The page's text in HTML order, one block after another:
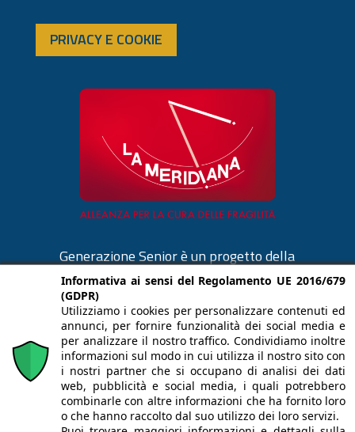
PRIVACY E COOKIE
Generazione Senior è un progetto della
Cooperativa La Meridiana di Monza.
cooplameridiana.it
Il materiale contenuto in questo sito è
proprietà de LA MERIDIANA società
Informativa ai sensi del Regolamento UE 2016/679
(GDPR)
Utilizziamo i cookies per personalizzare contenuti ed
annunci, per fornire funzionalità dei social media e
per analizzare il nostro traffico. Condividiamo inoltre
informazioni sul modo in cui utilizza il nostro sito con
i nostri partner che si occupano di analisi dei dati
web, pubblicità e social media, i quali potrebbero
combinarle con altre informazioni che ha fornito loro
o che hanno raccolto dal suo utilizzo dei loro servizi.